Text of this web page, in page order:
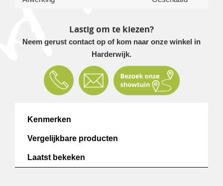
Lastig om te kiezen?
Neem gerust contact op of kom naar onze winkel in
Harderwijk.
Kenmerken
Vergelijkbare producten
Laatst bekeken